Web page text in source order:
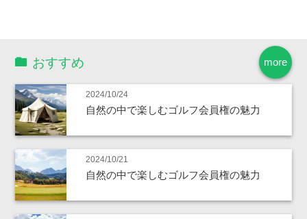
more
おすすめ
2024/10/24
自然の中で楽しむゴルフ会員権の魅力
2024/10/21
自然の中で楽しむゴルフ会員権の魅力